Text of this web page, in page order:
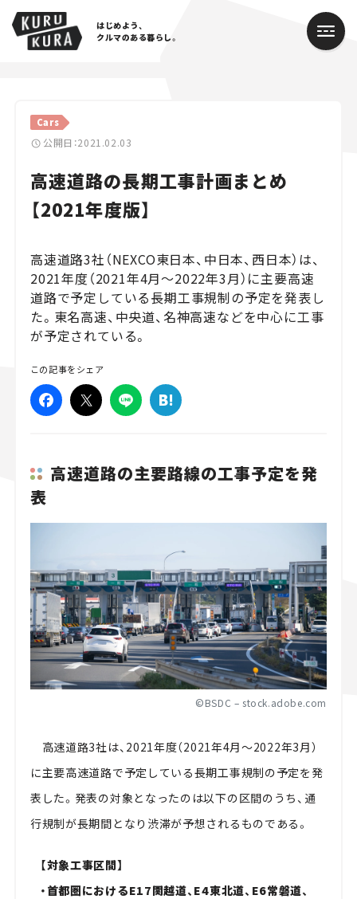
はじめよう、
クルマのある暮らし。
Cars
公開日：2021.02.03
高速道路の長期工事計画まとめ
【2021年度版】
高速道路3社（NEXCO東日本、中日本、西日本）は、
2021年度（2021年4月～2022年3月）に主要高速
道路で予定している長期工事規制の予定を発表し
た。東名高速、中央道、名神高速などを中心に工事
が予定されている。
この記事をシェア
高速道路の主要路線の工事予定を発
表
©BSDC – stock.adobe.com
高速道路3社は、2021年度（2021年4月～2022年3月）
に主要高速道路で予定している長期工事規制の予定を発
表した。発表の対象となったのは以下の区間のうち、通
行規制が長期間となり渋滞が予想されるものである。
【対象工事区間】
・首都圏におけるE17関越道、E4東北道、E6常磐道、
Cars
Lifestyle
Traffic
Special
Series
Campaign
スズキ ジムニー｜Suzuki Jimny
マツダ｜Mazda
マツダ ロードスター｜Mazda Roadster